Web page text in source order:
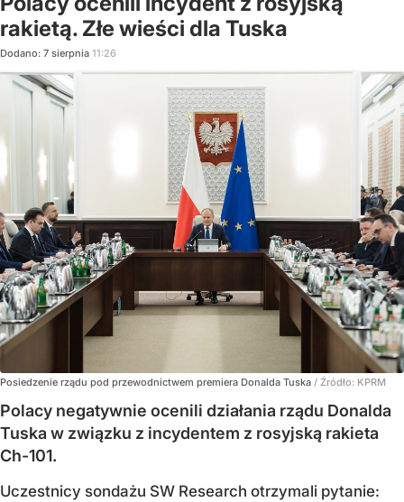
rakietą. Złe wieści dla Tuska
Dodano: 7 sierpnia 11:26
Posiedzenie rządu pod przewodnictwem premiera Donalda Tuska / Źródło: KPRM
Polacy negatywnie ocenili działania rządu Donalda
Tuska w związku z incydentem z rosyjską rakieta
Ch-101.
Uczestnicy sondażu SW Research otrzymali pytanie: